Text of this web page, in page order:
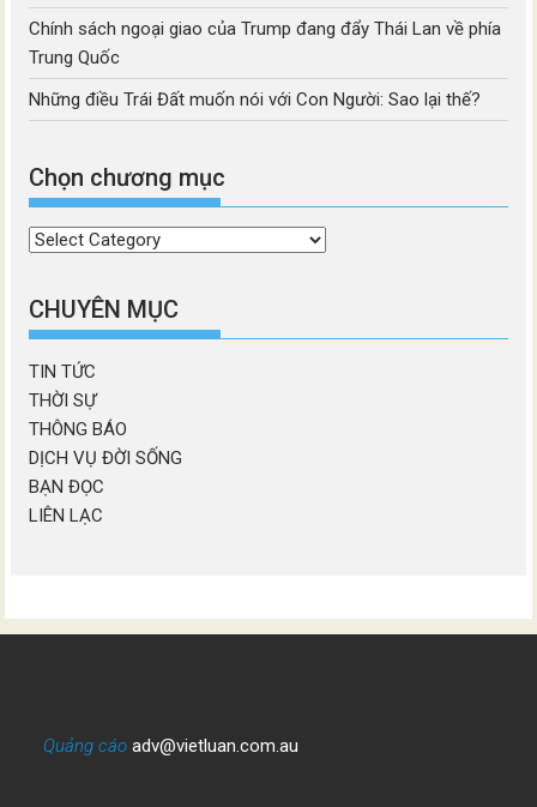
Chính sách ngoại giao của Trump đang đẩy Thái Lan về phía
Trung Quốc
Những điều Trái Đất muốn nói với Con Người: Sao lại thế?
Chọn chương mục
Chọn
mục
CHUYÊN MỤC
TIN TỨC
THỜI SỰ
THÔNG BÁO
DỊCH VỤ ĐỜI SỐNG
BẠN ĐỌC
LIÊN LẠC
Quảng cáo adv@vietluan.com.au